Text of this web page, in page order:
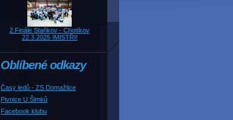
2.Finále Staňkov - Chotíkov
22.3.2025 !MISTŘI!
Oblíbené odkazy
Časy ledů - ZS Domažlice
Pivnice U Šimků
Facebook klubu